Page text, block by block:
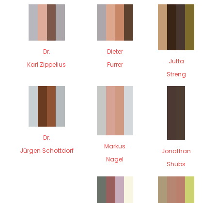
Dr.
Karl Zippelius
Dieter
Furrer
Jutta
Streng
Dr.
Jürgen Schottdorf
Markus
Nagel
Jonathan
Shubs